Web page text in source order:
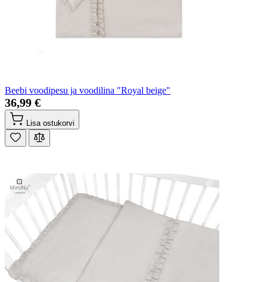
Beebi voodipesu ja voodilina "Royal beige"
36,99 €
Lisa ostukorvi